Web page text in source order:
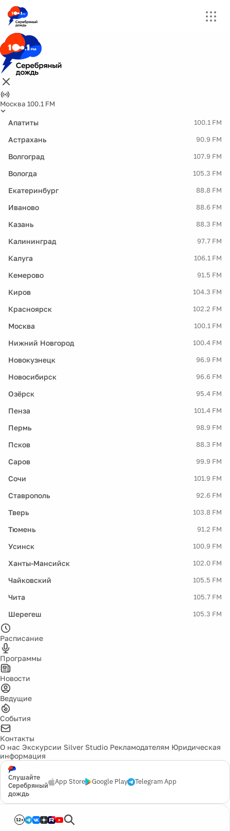
Москва 100.1 FM
Апатиты 100.1 FM
Астрахань 90.9 FM
Волгоград 107.9 FM
Вологда 105.3 FM
Екатеринбург 88.8 FM
Иваново 88.6 FM
Казань 88.3 FM
Калининград 97.7 FM
Калуга 106.1 FM
Кемерово 91.5 FM
Киров 104.3 FM
Красноярск 102.2 FM
Москва 100.1 FM
Нижний Новгород 100.4 FM
Новокузнецк 96.9 FM
Новосибирск 96.6 FM
Озёрск 95.4 FM
Пенза 101.4 FM
Пермь 98.9 FM
Псков 88.3 FM
Саров 99.9 FM
Сочи 101.9 FM
Ставрополь 92.6 FM
Тверь 103.8 FM
Тюмень 91.2 FM
Усинск 100.9 FM
Ханты-Мансийск 102.0 FM
Чайковский 105.5 FM
Чита 105.7 FM
Шерегеш 105.3 FM
Расписание
Программы
Новости
Ведущие
События
Контакты
О нас Экскурсии Silver Studio Рекламодателям Юридическая
информация
Слушайте
Серебряный
дождь
App Store Google Play Telegram App
12+